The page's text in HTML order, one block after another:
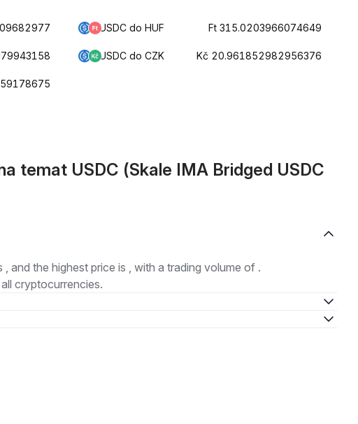
USDC do HUF Ft 315.0203966074649
USDC do CZK Kč 20.961852982956376
temat USDC (Skale IMA Bridged USDC
and the highest price is , with a trading volume of .
cryptocurrencies.